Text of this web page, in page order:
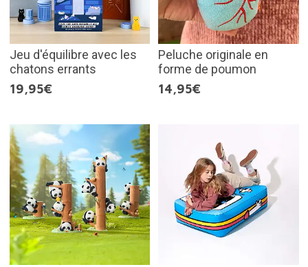
Jeu d'équilibre avec les
chatons errants
19,95€
Peluche originale en
forme de poumon
14,95€